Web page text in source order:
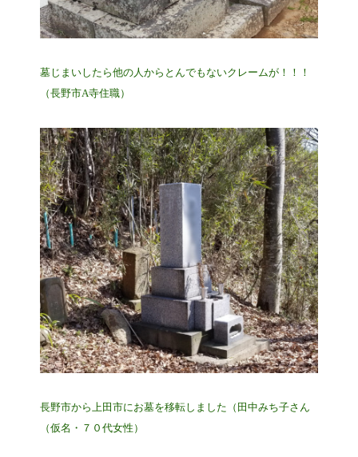
墓じまいしたら他の人からとんでもないクレームが！！！
（長野市A寺住職）
長野市から上田市にお墓を移転しました（田中みち子さん
（仮名・７０代女性）